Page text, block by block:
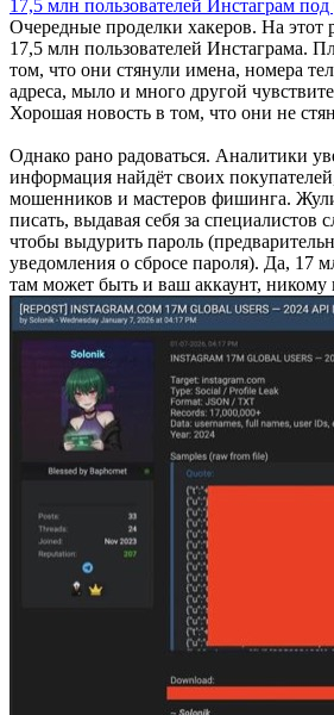
17,5 млн пользователей Инстаграм под
Очередные проделки хакеров. На этот
17,5 млн пользователей Инстаграма.
том, что они стянули имена, номера
адреса, мыло и много другой
Хорошая новость в том, что они не
Однако рано радоваться. Аналитики
информация найдёт своих
мошенников и мастеров фишинга.
писать, выдавая себя за специалистов
чтобы выдурить пароль
уведомления о сбросе пароля). Да, 17
там может быть и ваш аккаунт, никому